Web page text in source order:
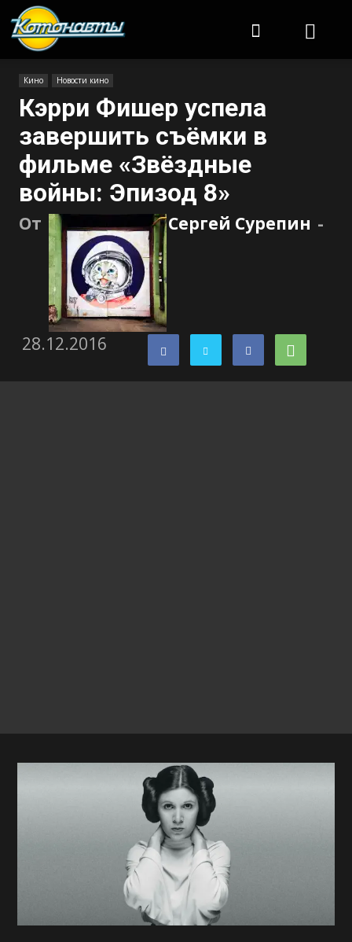
Кино Новости кино
Кэрри Фишер успела
завершить съёмки в
фильме «Звёздные
войны: Эпизод 8»
От Сергей Сурепин -
28.12.2016